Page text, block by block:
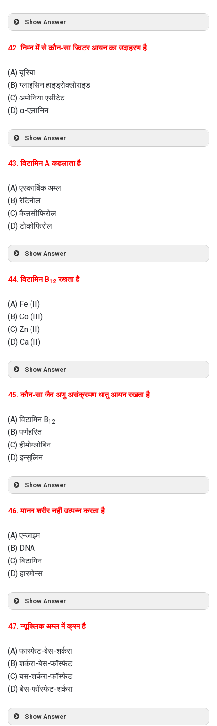
Show Answer
42. निम्न में से कौन-सा ज्विटर आयन का उदाहरण है
(A) यूरिया
(B) ग्लाइसिन हाइड्रोक्लोराइड
(C) अमोनिया एसीटेट
(D) α-एलानिन
Show Answer
43. विटामिन A कहलाता है
(A) एस्कार्बिक अम्ल
(B) रेटिनोल
(C) कैलसीफिरोल
(D) टोकोफिरोल
Show Answer
44. विटामिन B12 रखता है
(A) Fe (II)
(B) Co (III)
(C) Zn (II)
(D) Ca (II)
Show Answer
45. कौन-सा जैव अणु असंक्रमण धातु आयन रखता है
(A) विटामिन B12
(B) पर्णहरित
(C) हीमोग्लोबिन
(D) इन्सुलिन
Show Answer
46. मानव शरीर नहीं उत्पन्न करता है
(A) एन्जाइम
(B) DNA
(C) विटामिन
(D) हारमोन्स
Show Answer
47. न्यूक्लिक अम्ल में क्रम है
(A) फास्फेट-बेस-शर्करा
(B) शर्करा-बेस-फॉस्फेट
(C) बस-शर्करा-फॉस्फेट
(D) बेस-फॉस्फेट-शर्करा
Show Answer